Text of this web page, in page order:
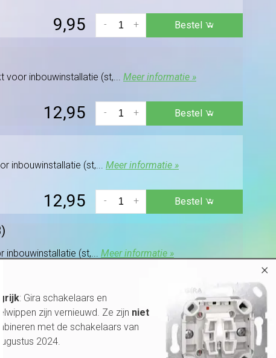
9,95 +
- Bestel
inbouwinstallatie (st,... Meer informatie »
12,95 +
- Bestel
inbouwinstallatie (st,... Meer informatie »
12,95 +
- Bestel
(st,... Meer informatie »
12,95 Bestel
voor inbouwinstallatie (st,...
Meer informatie »
×
: Gira schakelaars en
zijn vernieuwd. Ze zijn niet
met de schakelaars van
2024.